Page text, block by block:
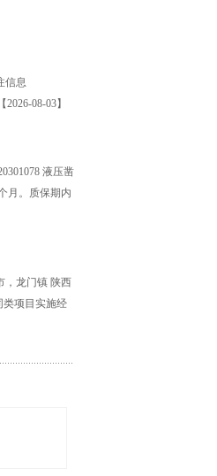
信息
【2026-08-03】
液压凿
月。质保期内
，龙门镇 陕西
类项目实施经